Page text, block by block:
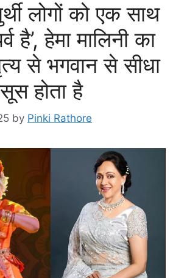
लोगों को एक साथ
है’, हेमा मालिनी का
से भगवान से सीधा
होता है
by Pinki Rathore